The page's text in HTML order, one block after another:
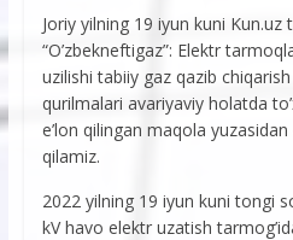
Joriy yilning 19 iyun kuni
“O’zbekneftigaz”: Elektr
uzilishi tabiiy gaz qazib
qurilmalari avariyaviy holatda
e’lon qilingan maqola
qilamiz.
2022 yilning 19 iyun kuni tongi
kV havo elektr uzatish